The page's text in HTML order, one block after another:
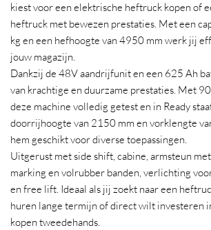
kiest voor een elektrische heftruck kopen of
heftruck met bewezen prestaties. Met een
kg en een hefhoogte van 4950 mm werk jij
jouw magazijn.
Dankzij de 48V aandrijfunit en een 625 Ah
van krachtige en duurzame prestaties. Met
deze machine volledig getest en in Ready
doorrijhoogte van 2150 mm en vorklengte
hem geschikt voor diverse toepassingen.
Uitgerust met side shift, cabine, armsteun
marking en volrubber banden, verlichting
en free lift. Ideaal als jij zoekt naar een
huren lange termijn of direct wilt investeren
kopen tweedehands.